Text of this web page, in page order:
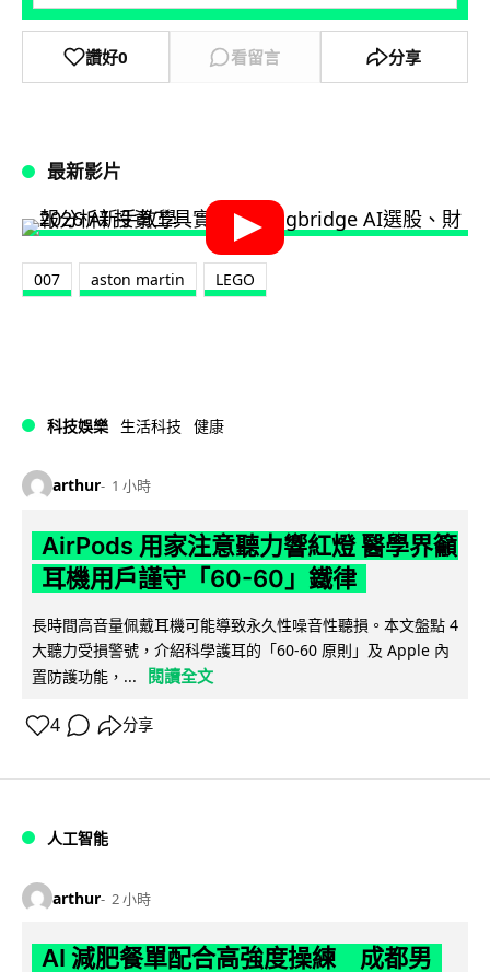
讚好0 看留言 分享
最新影片
007 aston martin LEGO
科技娛樂 生活科技 健康
arthur 1 小時
AirPods 用家注意聽力響紅燈 醫學界籲
耳機用戶謹守「60-60」鐵律
長時間高音量佩戴耳機可能導致永久性噪音性聽損。本文盤點 4
大聽力受損警號，介紹科學護耳的「60-60 原則」及 Apple 內
置防護功能，...
閱讀全文
4 分享
人工智能
arthur 2 小時
AI 減肥餐單配合高強度操練 成都男